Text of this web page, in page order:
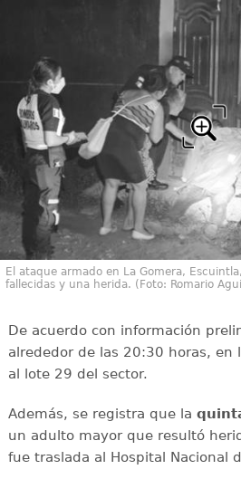
El ataque armado en La Gomera,
fallecidas y una herida. (Foto: Romario
De acuerdo con información
alrededor de las 20:30 horas, en
al lote 29 del sector.
Además, se registra que la
un adulto mayor que resultó
fue traslada al Hospital Nacional